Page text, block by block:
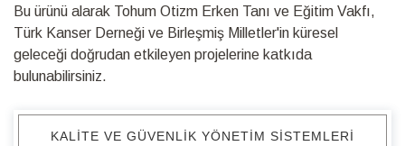
Bu ürünü alarak Tohum Otizm Erken Tanı ve Eğitim Vakfı,
Türk Kanser Derneği ve Birleşmiş Milletler'in küresel
geleceği doğrudan etkileyen projelerine katkıda
bulunabilirsiniz.
KALITE VE GÜVENLIK YÖNETIM SISTEMLERI